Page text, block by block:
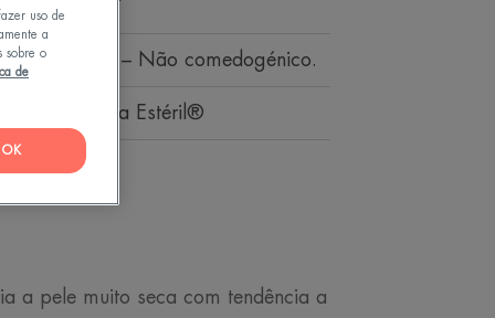
– Não comedogénico.
Cosmética Estéril®
a pele muito seca com tendência a
uso de
a
sobre o
de
OK